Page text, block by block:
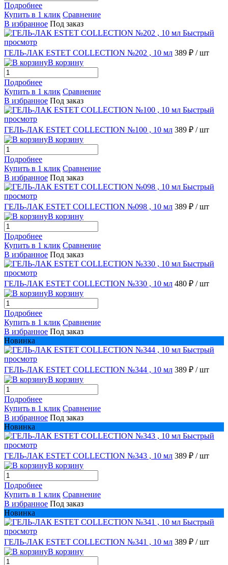
Подробнее
Купить в 1 клик Сравнение
В избранное Под заказ
Быстрый
просмотр
ГЕЛЬ-ЛАК ESTET COLLECTION №202 , 10 мл 389 ₽ / шт
В корзину
Подробнее
Купить в 1 клик Сравнение
В избранное Под заказ
Быстрый
просмотр
ГЕЛЬ-ЛАК ESTET COLLECTION №100 , 10 мл 389 ₽ / шт
В корзину
Подробнее
Купить в 1 клик Сравнение
В избранное Под заказ
Быстрый
просмотр
ГЕЛЬ-ЛАК ESTET COLLECTION №098 , 10 мл 389 ₽ / шт
В корзину
Подробнее
Купить в 1 клик Сравнение
В избранное Под заказ
Быстрый
просмотр
ГЕЛЬ-ЛАК ESTET COLLECTION №330 , 10 мл 480 ₽ / шт
В корзину
Подробнее
Купить в 1 клик Сравнение
В избранное Под заказ
Новинка
Быстрый
просмотр
ГЕЛЬ-ЛАК ESTET COLLECTION №344 , 10 мл 389 ₽ / шт
В корзину
Подробнее
Купить в 1 клик Сравнение
В избранное Под заказ
Новинка
Быстрый
просмотр
ГЕЛЬ-ЛАК ESTET COLLECTION №343 , 10 мл 389 ₽ / шт
В корзину
Подробнее
Купить в 1 клик Сравнение
В избранное Под заказ
Новинка
Быстрый
просмотр
ГЕЛЬ-ЛАК ESTET COLLECTION №341 , 10 мл 389 ₽ / шт
В корзину